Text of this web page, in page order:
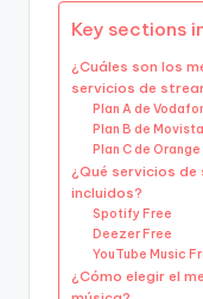
Key sections
¿Cuáles son los
servicios de
Plan A de
Plan B de
Plan C de Orange
¿Qué servicios
incluidos?
Spotify Free
Deezer Free
YouTube Music
¿Cómo elegir el